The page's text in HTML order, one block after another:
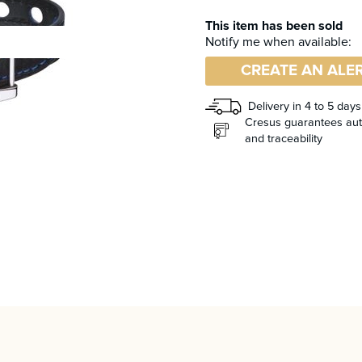
This item has been sold
Notify me when available:
CREATE AN
Delivery in 4 to 5 days
Cresus guarantees
and traceability